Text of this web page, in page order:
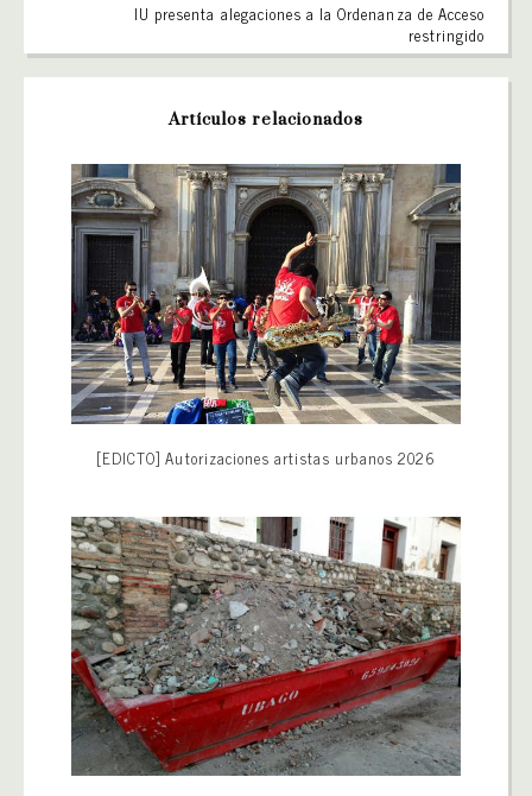
IU presenta alegaciones a la Ordenanza de Acceso
restringido
Artículos relacionados
[EDICTO] Autorizaciones artistas urbanos 2026